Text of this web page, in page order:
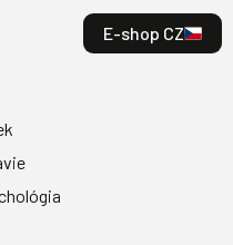
E-shop CZ